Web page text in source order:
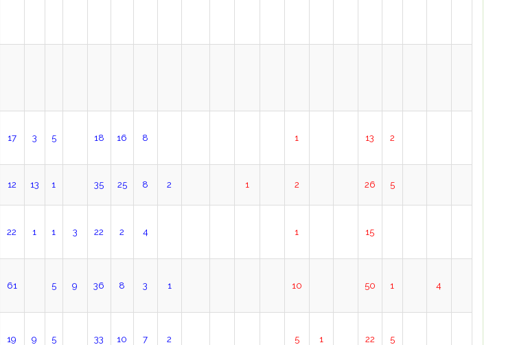
17 3 5 18 16 8 1 13 2
12 13 1 35 25 8 2 1 2 26 5
22 1 1 3 22 2 4 1 15
61 5 9 36 8 3 1 10 50 1 4
19 9 5 33 10 7 2 5 1 22 5